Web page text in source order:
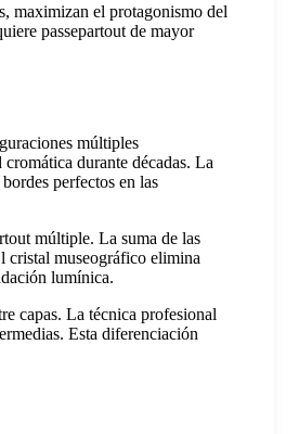
maximizan el protagonismo del
passepartout de mayor
múltiples
durante décadas. La
perfectos en las
múltiple. La suma de las
cristal museográfico elimina
lumínica.
capas. La técnica profesional
Esta diferenciación